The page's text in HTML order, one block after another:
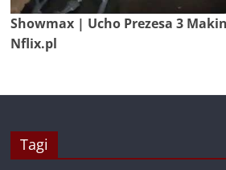
Showmax | Ucho Prezesa 3
Nflix.pl
Tagi